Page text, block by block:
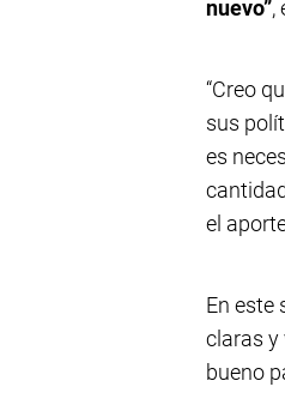
nuevo”,
“Creo
sus
es
el
En este
claras y
bueno